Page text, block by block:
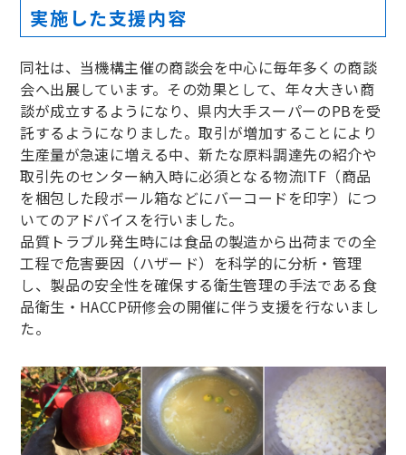
実施した支援内容
同社は、当機構主催の商談会を中心に毎年多くの商談
会へ出展しています。その効果として、年々大きい商
談が成立するようになり、県内大手スーパーのPBを受
託するようになりました。取引が増加することにより
生産量が急速に増える中、新たな原料調達先の紹介や
取引先のセンター納入時に必須となる物流ITF（商品
を梱包した段ボール箱などにバーコードを印字）につ
いてのアドバイスを行いました。
品質トラブル発生時には食品の製造から出荷までの全
工程で危害要因（ハザード）を科学的に分析・管理
し、製品の安全性を確保する衛生管理の手法である食
品衛生・HACCP研修会の開催に伴う支援を行ないまし
た。